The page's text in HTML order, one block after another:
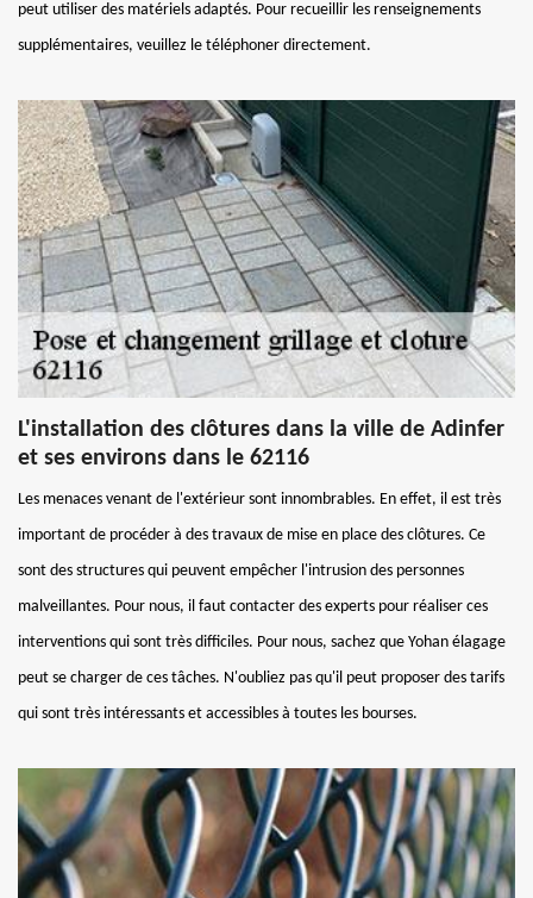
peut utiliser des matériels adaptés. Pour recueillir les renseignements
supplémentaires, veuillez le téléphoner directement.
L'installation des clôtures dans la ville de Adinfer
et ses environs dans le 62116
Les menaces venant de l'extérieur sont innombrables. En effet, il est très
important de procéder à des travaux de mise en place des clôtures. Ce
sont des structures qui peuvent empêcher l'intrusion des personnes
malveillantes. Pour nous, il faut contacter des experts pour réaliser ces
interventions qui sont très difficiles. Pour nous, sachez que Yohan élagage
peut se charger de ces tâches. N'oubliez pas qu'il peut proposer des tarifs
qui sont très intéressants et accessibles à toutes les bourses.